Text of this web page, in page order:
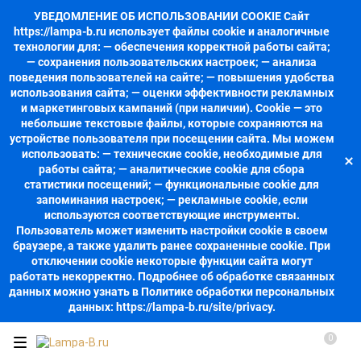
УВЕДОМЛЕНИЕ ОБ ИСПОЛЬЗОВАНИИ COOKIE Сайт
https://lampa-b.ru использует файлы cookie и аналогичные
технологии для: — обеспечения корректной работы сайта;
— сохранения пользовательских настроек; — анализа
поведения пользователей на сайте; — повышения удобства
использования сайта; — оценки эффективности рекламных
и маркетинговых кампаний (при наличии). Cookie — это
небольшие текстовые файлы, которые сохраняются на
устройстве пользователя при посещении сайта. Мы можем
использовать: — технические cookie, необходимые для
работы сайта; — аналитические cookie для сбора
статистики посещений; — функциональные cookie для
запоминания настроек; — рекламные cookie, если
используются соответствующие инструменты.
Пользователь может изменить настройки cookie в своем
браузере, а также удалить ранее сохраненные cookie. При
отключении cookie некоторые функции сайта могут
работать некорректно. Подробнее об обработке связанных
данных можно узнать в Политике обработки персональных
данных: https://lampa-b.ru/site/privacy.
0